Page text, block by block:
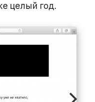
целый год.